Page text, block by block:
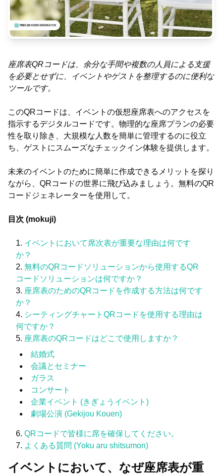
座席表QRコードは、余分な手間や複数の人員による支援
を必要とせずに、イベントやゲストを整理するのに便利な
ツールです。
このQRコードは、イベントの仮想座席表へのアクセスを
指示するデジタルコードです。物理的な座席プランの必要
性を取り除き、大規模な人数を簡単に管理するのに役立
ち、ゲストにスムーズなチェックイン体験を提供します。
未来のイベントのために簡単に作成できるメリットを探り
ながら、QRコードの世界に飛び込みましょう。無料のQR
コードジェネレーターを使用して。
目次 (mokuji)
イベントにおいて席次表が重要な理由は何です
か？
無料のQRコードソリューションから使用するQR
コードソリューションは何ですか？
座席表のためのQRコードを作成する方法は何です
か？
シーティングチャートQRコードを使用する理由は
何ですか？
座席表のQRコードはどこで使用しますか？
結婚式
会議とセミナー
ガラス
コンサート
企業イベント (きぎょうイベント)
劇場公演 (Gekijou Kouen)
QRコードで皆様に席を確保してください。
よくある質問 (Yoku aru shitsumon)
イベントにおいて、なぜ座席表が重